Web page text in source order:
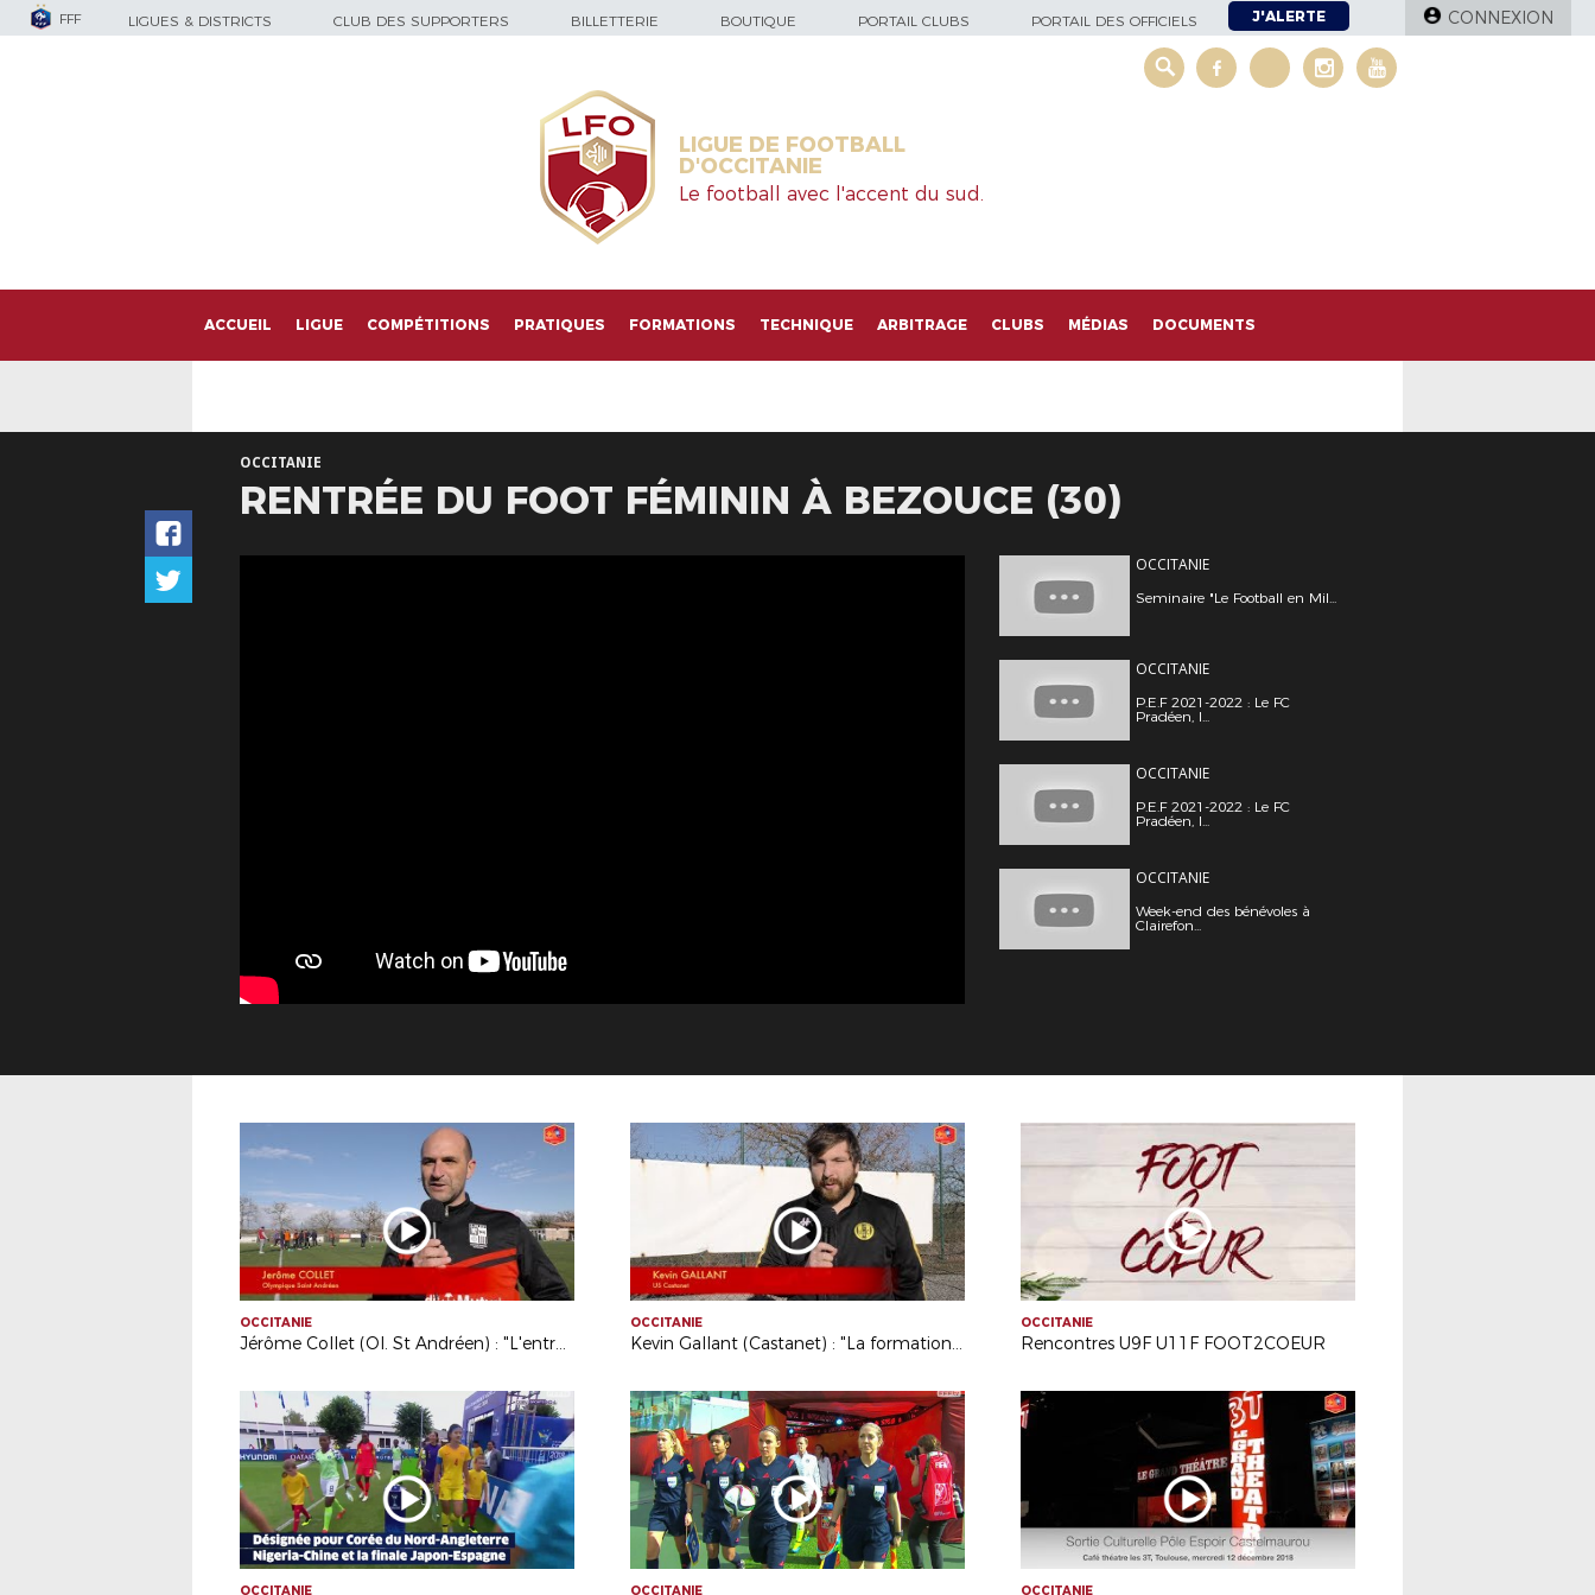
FFF LIGUES & DISTRICTS CLUB DES SUPPORTERS BILLETTERIE BOUTIQUE PORTAIL CLUBS PORTAIL DES OFFICIELS J'ALERTE CONNEXION
LIGUE DE FOOTBALL
D'OCCITANIE
Le football avec l'accent du sud.
ACCUEIL LIGUE COMPÉTITIONS PRATIQUES FORMATIONS TECHNIQUE ARBITRAGE CLUBS MÉDIAS DOCUMENTS
OCCITANIE
RENTRÉE DU FOOT FÉMININ À BEZOUCE (30)
OCCITANIE
Seminaire "Le Football en Mil...
OCCITANIE
P.E.F 2021-2022 : Le FC
Pradéen, l...
OCCITANIE
P.E.F 2021-2022 : Le FC
Pradéen, l...
OCCITANIE
Week-end des bénévoles à
Clairefon...
OCCITANIE
Jérôme Collet (Ol. St Andréen) : "L'entraide est intéressante"
OCCITANIE
Kevin Gallant (Castanet) : "La formation est enrichissante"
OCCITANIE
Rencontres U9F U11F FOOT2COEUR
OCCITANIE OCCITANIE OCCITANIE